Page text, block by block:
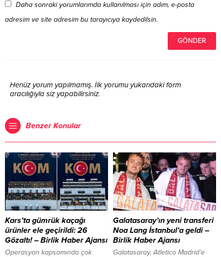
Daha sonraki yorumlarımda kullanılması için adım, e-posta
adresim ve site adresim bu tarayıcıya kaydedilsin.
Henüz yorum yapılmamış. İlk yorumu yukarıdaki form
aracılığıyla siz yapabilirsiniz.
Benzer Konular
Kars’ta gümrük kaçağı
ürünler ele geçirildi: 26
Gözaltı! – Birlik Haber Ajansı
Operasyon kapsamında çok
Galatasaray’ın yeni transferi
Noa Lang İstanbul’a geldi –
Birlik Haber Ajansı
Galatasaray, Atletico Madrid’e